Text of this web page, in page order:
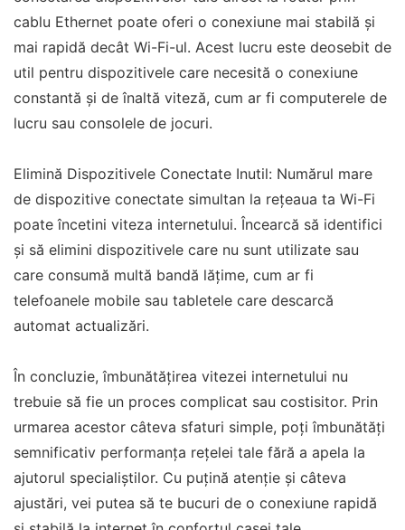
cablu Ethernet poate oferi o conexiune mai stabilă și
mai rapidă decât Wi-Fi-ul. Acest lucru este deosebit de
util pentru dispozitivele care necesită o conexiune
constantă și de înaltă viteză, cum ar fi computerele de
lucru sau consolele de jocuri.
Elimină Dispozitivele Conectate Inutil: Numărul mare
de dispozitive conectate simultan la rețeaua ta Wi-Fi
poate încetini viteza internetului. Încearcă să identifici
și să elimini dispozitivele care nu sunt utilizate sau
care consumă multă bandă lățime, cum ar fi
telefoanele mobile sau tabletele care descarcă
automat actualizări.
În concluzie, îmbunătățirea vitezei internetului nu
trebuie să fie un proces complicat sau costisitor. Prin
urmarea acestor câteva sfaturi simple, poți îmbunătăți
semnificativ performanța rețelei tale fără a apela la
ajutorul specialiștilor. Cu puțină atenție și câteva
ajustări, vei putea să te bucuri de o conexiune rapidă